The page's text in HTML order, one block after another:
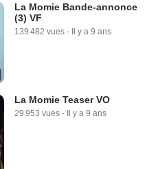
La Momie Bande-annonce
(3) VF
139 482 vues - Il y a 9 ans
La Momie Teaser VO
29 953 vues - Il y a 9 ans